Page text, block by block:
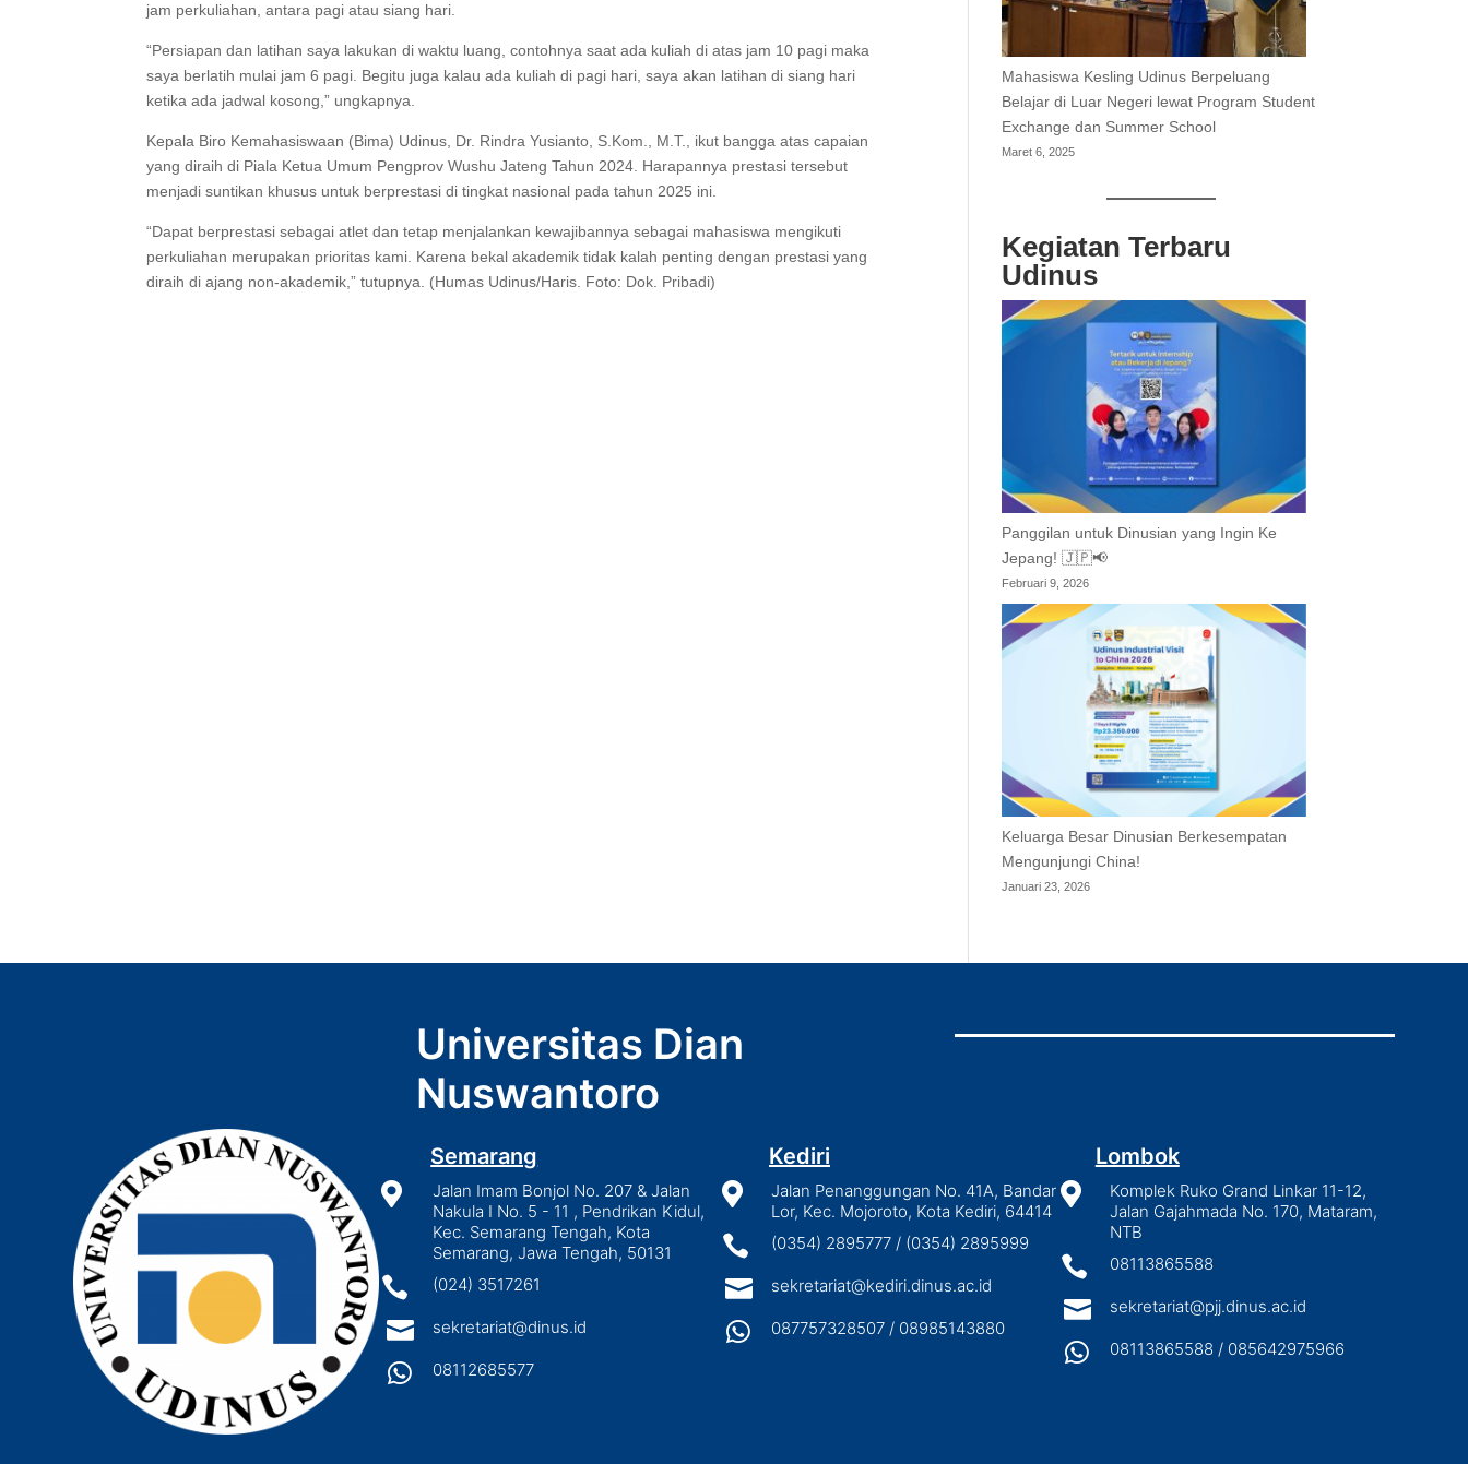
jam perkuliahan, antara pagi atau siang hari.
“Persiapan dan latihan saya lakukan di waktu luang, contohnya saat ada kuliah di atas jam 10 pagi maka
saya berlatih mulai jam 6 pagi. Begitu juga kalau ada kuliah di pagi hari, saya akan latihan di siang hari
ketika ada jadwal kosong,” ungkapnya.
Kepala Biro Kemahasiswaan (Bima) Udinus, Dr. Rindra Yusianto, S.Kom., M.T., ikut bangga atas capaian
yang diraih di Piala Ketua Umum Pengprov Wushu Jateng Tahun 2024. Harapannya prestasi tersebut
menjadi suntikan khusus untuk berprestasi di tingkat nasional pada tahun 2025 ini.
“Dapat berprestasi sebagai atlet dan tetap menjalankan kewajibannya sebagai mahasiswa mengikuti
perkuliahan merupakan prioritas kami. Karena bekal akademik tidak kalah penting dengan prestasi yang
diraih di ajang non-akademik,” tutupnya. (Humas Udinus/Haris. Foto: Dok. Pribadi)
Mahasiswa Kesling Udinus Berpeluang
Belajar di Luar Negeri lewat Program Student
Exchange dan Summer School
Maret 6, 2025
Kegiatan Terbaru
Udinus
Panggilan untuk Dinusian yang Ingin Ke
Jepang! 🇯🇵📢
Februari 9, 2026
Keluarga Besar Dinusian Berkesempatan
Mengunjungi China!
Januari 23, 2026
Universitas Dian
Nuswantoro
Semarang

Jalan Imam Bonjol No. 207 & Jalan
Nakula I No. 5 - 11 , Pendrikan Kidul,
Kec. Semarang Tengah, Kota
Semarang, Jawa Tengah, 50131
 (024) 3517261
 sekretariat@dinus.id
 08112685577
Kediri

Jalan Penanggungan No. 41A, Bandar
Lor, Kec. Mojoroto, Kota Kediri, 64414
 (0354) 2895777 / (0354) 2895999
 sekretariat@kediri.dinus.ac.id
 087757328507 / 08985143880
Lombok

Komplek Ruko Grand Linkar 11-12,
Jalan Gajahmada No. 170, Mataram,
NTB
 08113865588
 sekretariat@pjj.dinus.ac.id
 08113865588 / 085642975966